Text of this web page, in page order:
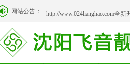
网站公告： http://www.024lianghao.com全新